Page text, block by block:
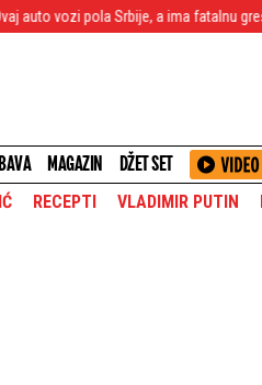
Srbije, a ima fatalnu grešku! Ako ovo
MAGAZIN DŽET SET
RECEPTI VLADIMIR PUTIN